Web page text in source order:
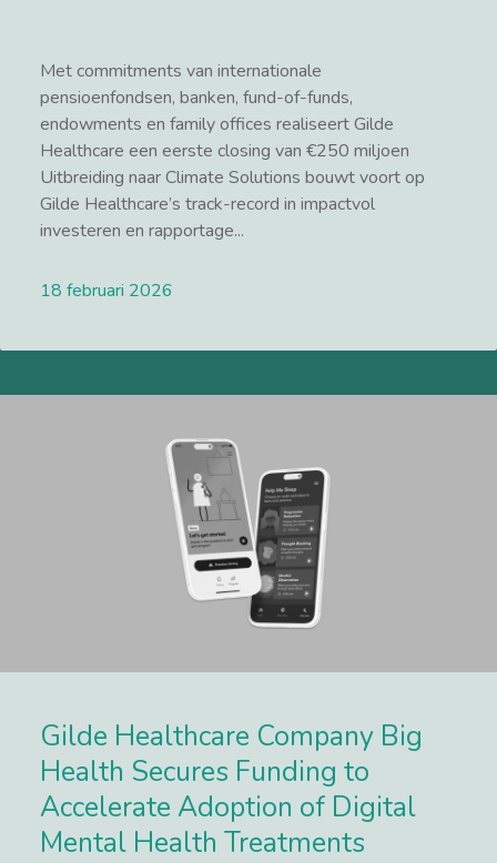
Met commitments van internationale
pensioenfondsen, banken, fund-of-funds,
endowments en family offices realiseert Gilde
Healthcare een eerste closing van €250 miljoen
Uitbreiding naar Climate Solutions bouwt voort op
Gilde Healthcare’s track-record in impactvol
investeren en rapportage...
18 februari 2026
Gilde Healthcare Company Big
Health Secures Funding to
Accelerate Adoption of Digital
Mental Health Treatments